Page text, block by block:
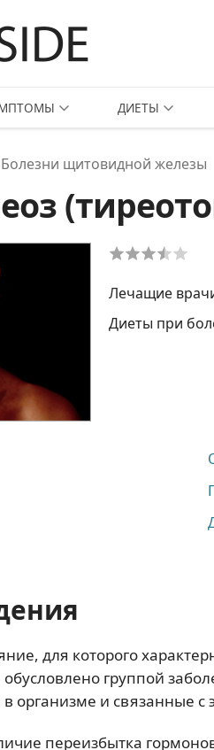
ДИЕТЫ
Болезни щитовидной железы
Лечащие
Диеты при
для которого
группой
в организме и связанные
переизбытка